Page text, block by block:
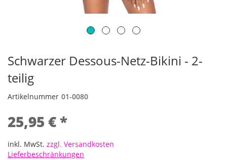
Schwarzer Dessous-Netz-Bikini - 2-
teilig
Artikelnummer 01-0080
25,95 € *
inkl. MwSt. zzgl. Versandkosten
Lieferbeschränkungen